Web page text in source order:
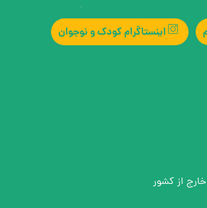
اینستاگرام کودک و نوجوان
خارج از کشور